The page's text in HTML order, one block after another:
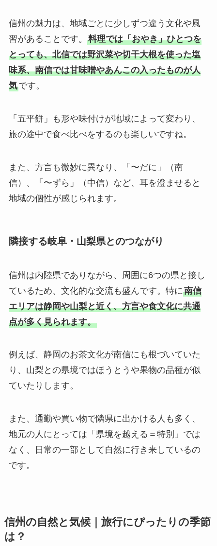
信州の魅力は、地域ごとに少しずつ違う文化や風
習があることです。 料理では「おやき」ひとつを
とっても、北信では野沢菜や切干大根を使った塩
味系、南信では甘味噌やあんこの入ったものが人
気です。
「五平餅」も形や味付けが地域によって変わり、
旅の途中で食べ比べをするのも楽しいですね。
また、方言も微妙に異なり、「〜だに」（南
信）、「〜ずら」（中信）など、耳を澄ませると
地域の個性が感じられます。
隣接する岐阜・山梨県とのつながり
信州は内陸県でありながら、周囲に6つの県と接し
ているため、文化的な交流も盛んです。特に南信
エリアは静岡や山梨と近く、方言や食文化に共通
点が多く見られます。
例えば、静岡のお茶文化が南信にも根づいていた
り、山梨との県境ではほうとうや果物の品種が似
ていたりします。
また、通勤や買い物で隣県に出かける人も多く、
地元の人にとっては「県境を越える＝特別」では
なく、日常の一部として自然に行き来しているの
です。
信州の自然と気候｜旅行にぴったりの季節
は？